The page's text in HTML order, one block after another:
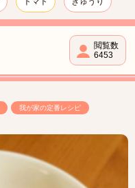
閲覧数
6453
我が家の定番レシピ